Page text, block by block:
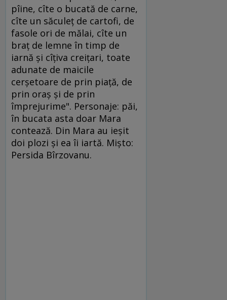
pîine, cîte o bucată de carne,
cîte un săculeţ de cartofi, de
fasole ori de mălai, cîte un
braţ de lemne în timp de
iarnă şi cîţiva creiţari, toate
adunate de maicile
cerşetoare de prin piaţă, de
prin oraş şi de prin
împrejurime". Personaje: păi,
în bucata asta doar Mara
contează. Din Mara au ieşit
doi plozi şi ea îi iartă. Mişto:
Persida Bîrzovanu.